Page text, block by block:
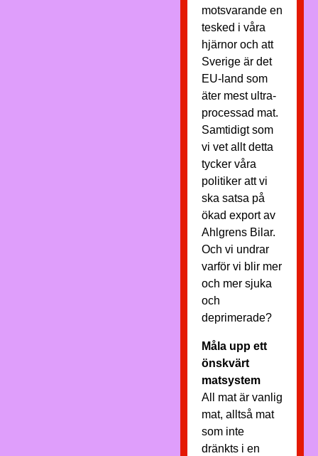
motsvarande en
tesked i våra
hjärnor och att
Sverige är det
EU-land som
äter mest ultra-
processad mat.
Samtidigt som
vi vet allt detta
tycker våra
politiker att vi
ska satsa på
ökad export av
Ahlgrens Bilar.
Och vi undrar
varför vi blir mer
och mer sjuka
och
deprimerade?
Måla upp ett
önskvärt
matsystem
All mat är vanlig
mat, alltså mat
som inte
dränkts i en